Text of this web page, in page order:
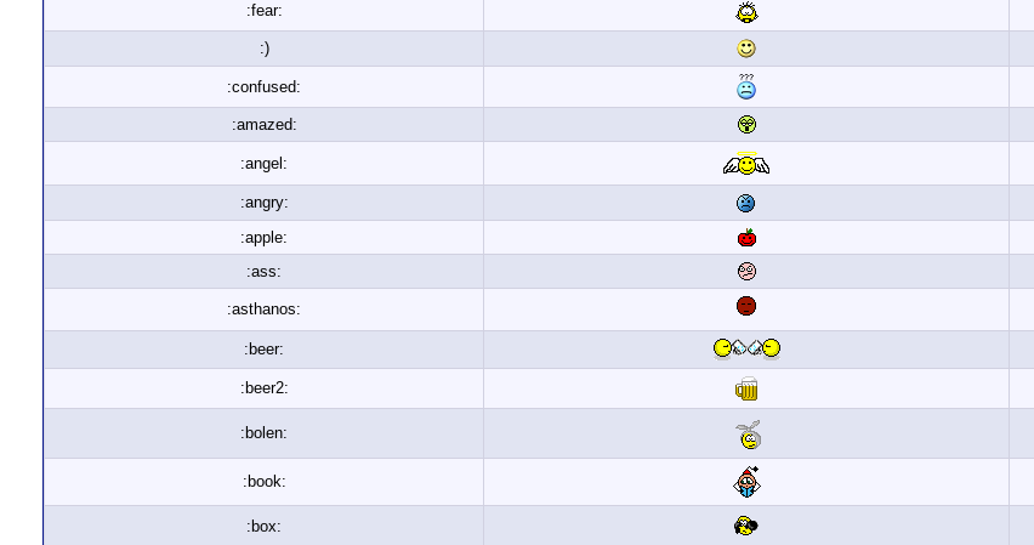
:fear:
:)
:confused:
:amazed:
:angel:
:angry:
:apple:
:ass:
:asthanos:
:beer:
:beer2:
:bolen:
:book:
:box: